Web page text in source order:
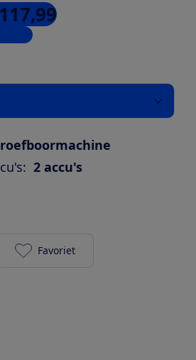
2 accu's
Bosch UniversalDrill 18V-
Favoriet